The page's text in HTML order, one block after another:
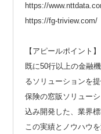
https://
https://fg-triview.com/
【アピールポイント】
既に50行以上の金融
るソリューションを提
保険の窓販ソリュー
込み開発した、業界
この実績とノウハウ